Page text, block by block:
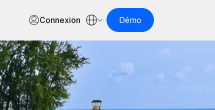
Connexion Démo